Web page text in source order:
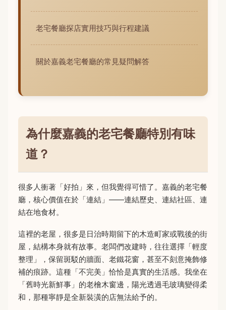
老宅餐廳探店實用技巧與行程建議
關於嘉義老宅餐廳的常見疑問解答
為什麼嘉義的老宅餐廳特別有味
道？
很多人衝著「好拍」來，但我覺得可惜了。嘉義的老宅餐
廳，核心價值在於「連結」——連結歷史、連結社區、連
結在地食材。
這裡的老屋，很多是日治時期留下的木造町家或戰後的街
屋，結構本身就有故事。老闆們改建時，往往選擇「輕度
整理」，保留斑駁的牆面、老鐵花窗，甚至不刻意掩飾修
補的痕跡。這種「不完美」恰恰是真實的生活感。我坐在
「舊時光新鮮事」的老檜木窗邊，陽光透過毛玻璃變得柔
和，那種寧靜是全新裝潢的店無法給予的。